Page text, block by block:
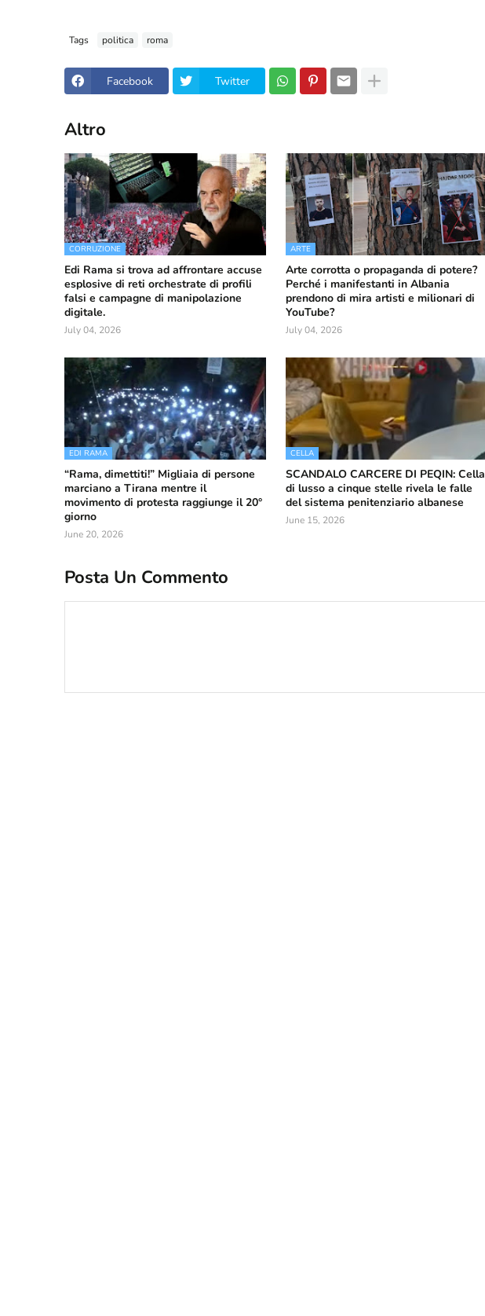
Tags politica roma
Facebook Twitter
Altro
CORRUZIONE
Edi Rama si trova ad affrontare accuse
esplosive di reti orchestrate di profili
falsi e campagne di manipolazione
digitale.
July 04, 2026
ARTE
Arte corrotta o propaganda di potere?
Perché i manifestanti in Albania
prendono di mira artisti e milionari di
YouTube?
July 04, 2026
EDI RAMA
“Rama, dimettiti!” Migliaia di persone
marciano a Tirana mentre il
movimento di protesta raggiunge il 20°
giorno
June 20, 2026
CELLA
SCANDALO CARCERE DI PEQIN: Cella
di lusso a cinque stelle rivela le falle
del sistema penitenziario albanese
June 15, 2026
Posta Un Commento